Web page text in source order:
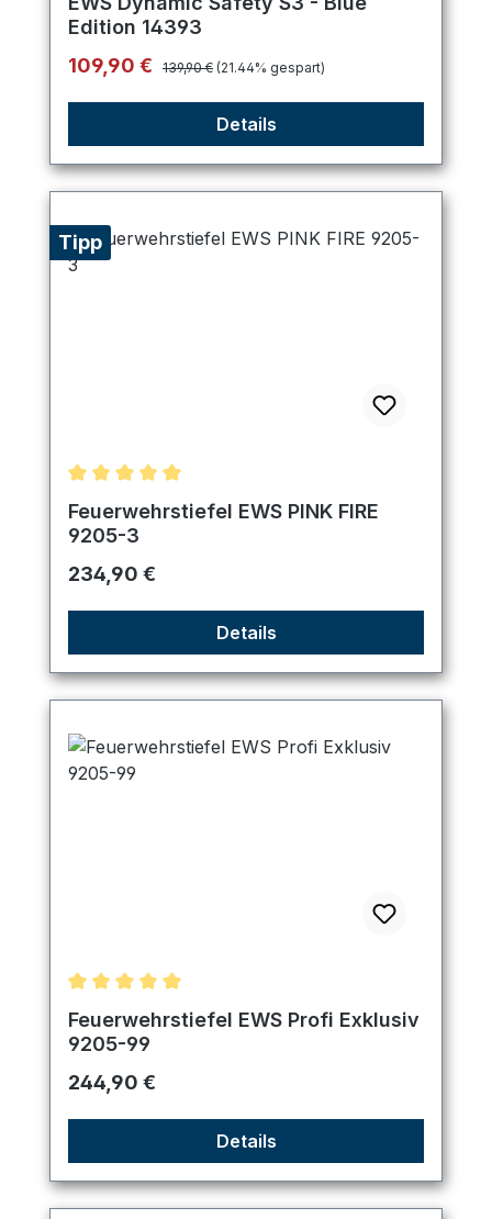
Edition 14393
Verkaufspreis:
109,90 € Regulärer Preis:
139,90 € (21.44% gespart)
Details
Tipp
Durchschnittliche Bewertung von 5 von 5 Sternen
Feuerwehrstiefel EWS PINK FIRE
9205-3
Regulärer Preis:
234,90 €
Details
Durchschnittliche Bewertung von 5 von 5 Sternen
Feuerwehrstiefel EWS Profi Exklusiv
9205-99
Regulärer Preis:
244,90 €
Details